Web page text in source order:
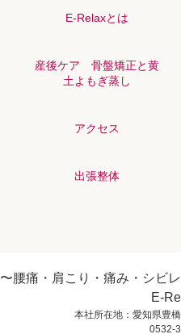
E-Relaxとは
産後ケア 骨盤矯正と黄
土よもぎ蒸し
アクセス
出張整体
〜腰痛・肩こり・痛み・シビ
E-
本社所在地：愛知県豊
0532-